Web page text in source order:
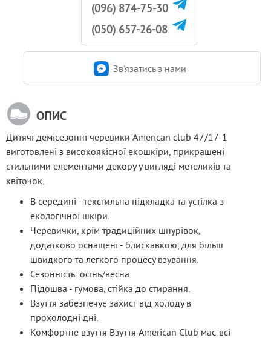
(096) 874-75-30
(050) 657-26-08
Зв'язатись з нами
ОПИС
Дитячі демісезонні черевики American club 47/17-1
виготовлені з високоякісної екошкіри, прикрашені
стильними елементами декору у вигляді метеликів та
квіточок.
В середині - текстильна підкладка та устілка з
екологічної шкіри.
Черевички, крім традиційних шнурівок,
додатково оснащені - блискавкою, для більш
швидкого та легкого процесу взування.
Сезонність: осінь/весна
Підошва - гумова, стійка до стирання.
Взуття забезпечує захист від холоду в
прохолодні дні.
Комфортне взуття Взуття American Club має всі